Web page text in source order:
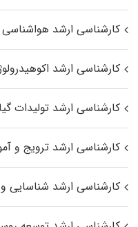
کارشناسی ارشد
کارشناسی ارشد
کارشناسی ارشد تولیدات
کارشناسی ارشد ترویج و
کارشناسی ارشد شناسایی و